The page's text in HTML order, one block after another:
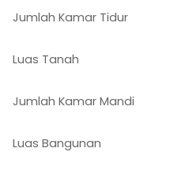
Jumlah Kamar Tidur
Luas Tanah
Jumlah Kamar Mandi
Luas Bangunan